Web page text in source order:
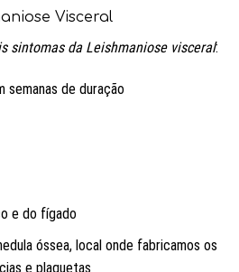
Visceral
sintomas da Leishmaniose visceral:
de duração
e do fígado
óssea, local onde fabricamos os
e plaquetas